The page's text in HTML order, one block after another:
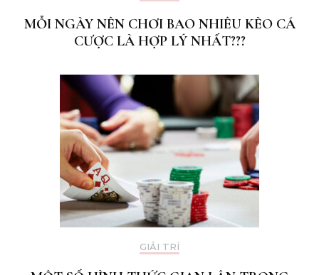
MỖI NGÀY NÊN CHƠI BAO NHIÊU KÈO CÁ
CƯỢC LÀ HỢP LÝ NHẤT???
GIẢI TRÍ